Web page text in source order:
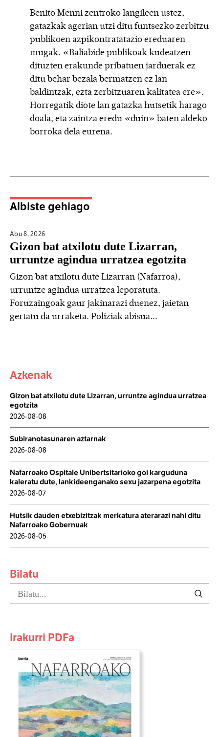
Benito Menni zentroko langileen ustez,
gatazkak agerian utzi ditu funtsezko zerbitzu
publikoen azpikontratatazio ereduaren
mugak. «Baliabide publikoak kudeatzen
dituzten erakunde pribatuen jarduerak ez
ditu behar bezala bermatzen ez lan
baldintzak, ezta zerbitzuaren kalitatea ere».
Horregatik diote lan gatazka hutsetik harago
doala, eta zaintza eredu «duin» baten aldeko
borroka dela eurena.
Albiste gehiago
Abu 8,2026
Gizon bat atxilotu dute Lizarran,
urruntze agindua urratzea egotzita
Gizon bat atxilotu dute Lizarran (Nafarroa),
urruntze agindua urratzea leporatuta.
Foruzaingoak gaur jakinarazi duenez, jaietan
gertatu da urraketa. Poliziak abisua...
Azkenak
Gizon bat atxilotu dute Lizarran, urruntze agindua urratzea
egotzita
2026-08-08
Subiranotasunaren aztarnak
2026-08-08
Nafarroako Ospitale Unibertsitarioko goi karguduna
kaleratu dute, lankideenganako sexu jazarpena egotzita
2026-08-07
Hutsik dauden etxebizitzak merkatura aterarazi nahi ditu
Nafarroako Gobernuak
2026-08-05
Bilatu
Irakurri PDFa